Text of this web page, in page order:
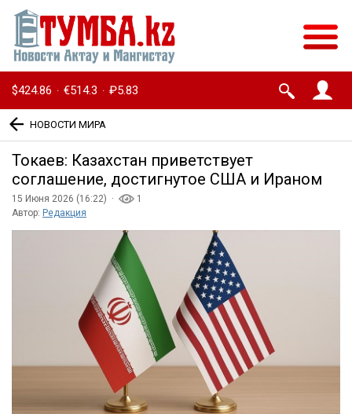
$424.86 · €514.3 · ₽5.83
НОВОСТИ МИРА
Токаев: Казахстан приветствует
соглашение, достигнутое США и Ираном
15 Июня 2026 (16:22) ·
1
Автор: Редакция